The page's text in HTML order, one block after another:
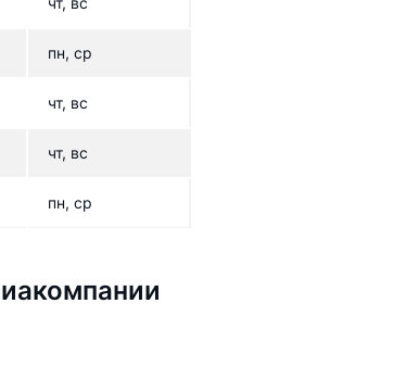
пн, ср
чт, вс
чт, вс
пн, ср